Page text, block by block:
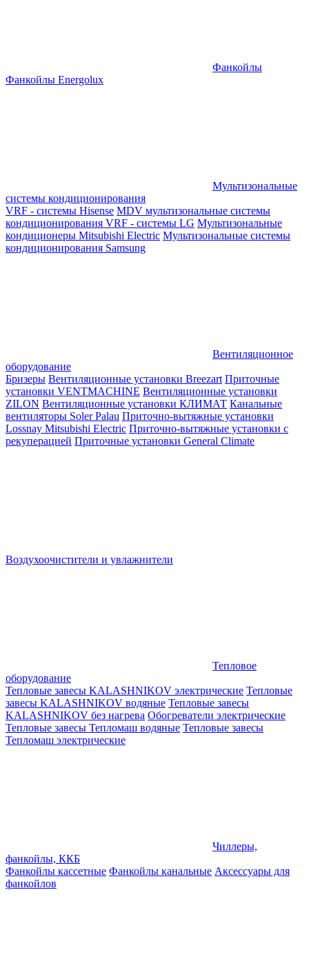
Фанкойлы
Фанкойлы Energolux
Мультизональные
системы кондиционирования
VRF - системы Hisense MDV мультизональные системы
кондиционирования VRF - системы LG Мультизональные
кондиционеры Mitsubishi Electric Мультизональные системы
кондиционирования Samsung
Вентиляционное
оборудование
Бризеры Вентиляционные установки Breezart Приточные
установки VENTMACHINE Вентиляционные установки
ZILON Вентиляционные установки КЛИМАТ Канальные
вентиляторы Soler Palau Приточно-вытяжные установки
Lossnay Mitsubishi Electric Приточно-вытяжные установки с
рекуперацией Приточные установки General Climate
Воздухоочистители и увлажнители
Тепловое
оборудование
Тепловые завесы KALASHNIKOV электрические Тепловые
завесы KALASHNIKOV водяные Тепловые завесы
KALASHNIKOV без нагрева Обогреватели электрические
Тепловые завесы Тепломаш водяные Тепловые завесы
Тепломаш электрические
Чиллеры,
фанкойлы, ККБ
Фанкойлы кассетные Фанкойлы канальные Аксессуары для
фанкойлов